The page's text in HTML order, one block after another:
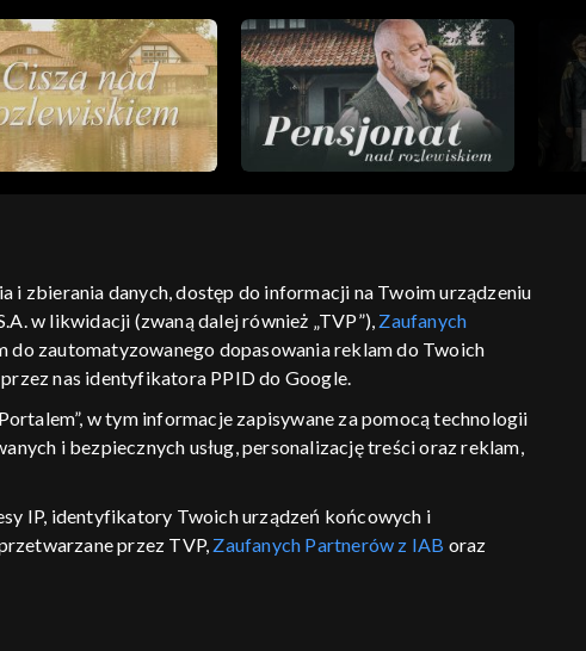
informacje o dostawcy usług
zbierania danych, dostęp do informacji na Twoim urządzeniu
w likwidacji (zwaną dalej również „TVP”), Zaufanych
do zautomatyzowanego dopasowania reklam do Twoich
nas identyfikatora PPID do Google.
w tym informacje zapisywane za pomocą technologii
i bezpiecznych usług, personalizację treści oraz reklam,
IP, identyfikatory Twoich urządzeń końcowych i
przez TVP, Zaufanych Partnerów z IAB oraz
treści, wyboru spersonalizowanych treści, pomiaru
i ulepszania produktów, zapewnienia